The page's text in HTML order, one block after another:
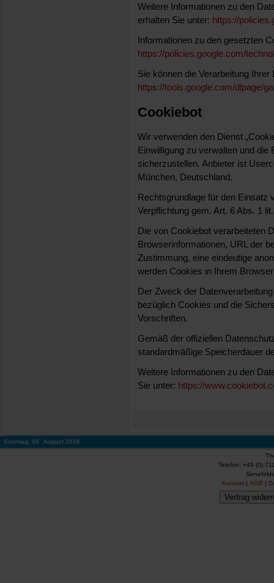
Weitere Informationen zu den
erhalten Sie unter: https://
Informationen zu den gesetzten
https://policies.google.com/
Sie können die Verarbeitung
https://tools.google.com/dlpage/
Cookiebot
Wir verwenden den Dienst
Einwilligung zu verwalten und
sicherzustellen. Anbieter ist
München, Deutschland.
Rechtsgrundlage für den Einsatz
Verpflichtung gem. Art. 6 Abs. 1
Die von Cookiebot verarbeiteten
Browserinformationen, URL der
Zustimmung, eine eindeutige
werden Cookies in Ihrem
Der Zweck der
bezüglich Cookies und die
Vorschriften.
Gemäß der offiziellen
standardmäßige Speicherdauer
Weitere Informationen zu den
Sie unter: https://
Sonntag, 09. August 2026
Telefon: +49 (0)
Kontakt | AGB |
Vertrag